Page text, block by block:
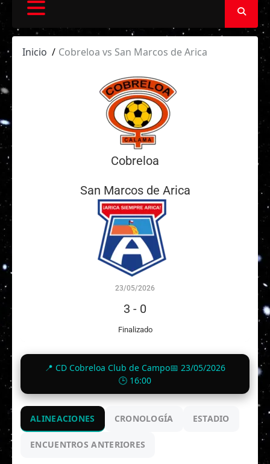
Inicio Cobreloa vs San Marcos de Arica
Cobreloa
San Marcos de Arica
23/05/2026
3 - 0
Finalizado
📍 CD Cobreloa Club de Campo📅 23/05/2026
🕒 16:00
ALINEACIONES CRONOLOGÍA ESTADIO
ENCUENTROS ANTERIORES